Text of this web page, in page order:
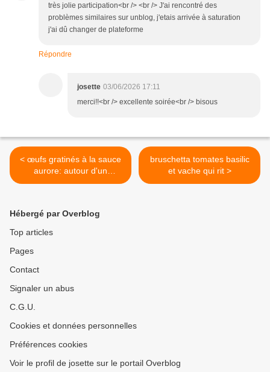
très jolie participation<br /> <br /> J'ai rencontré des
problèmes similaires sur unblog, j'etais arrivée à saturation
j'ai dû changer de plateforme
Répondre
josette 03/06/2026 17:11
merci!!<br /> excellente soirée<br /> bisous
< œufs gratinés à la sauce
aurore: autour d'un
ingredient# 132
bruschetta tomates basilic
et vache qui rit >
Hébergé par Overblog
Top articles
Pages
Contact
Signaler un abus
C.G.U.
Cookies et données personnelles
Préférences cookies
Voir le profil de josette sur le portail Overblog